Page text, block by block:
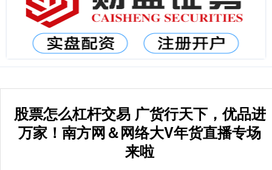
股票怎么杠杆交易 广货行天下，优品进
万家！南方网＆网络大V年货直播专场
来啦